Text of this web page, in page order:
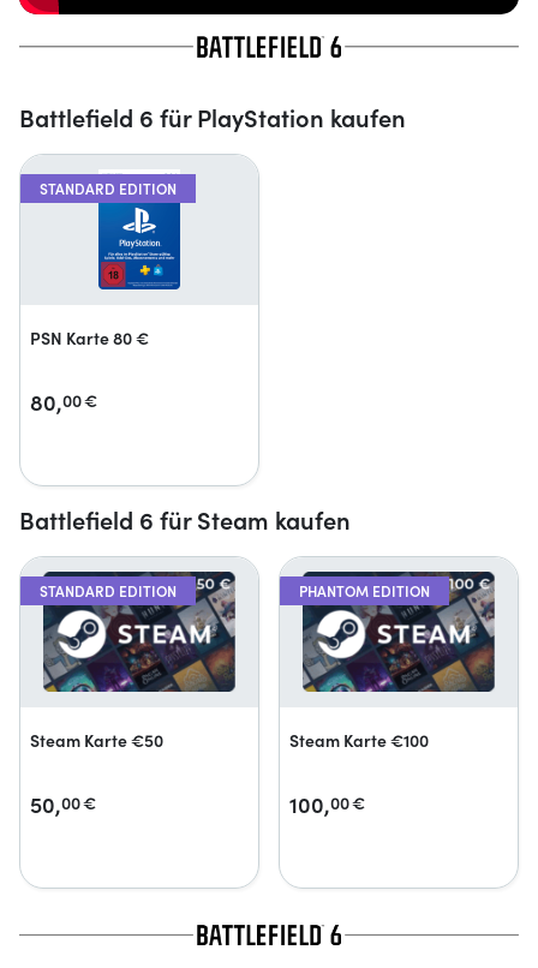
Battlefield 6 für PlayStation kaufen
STANDARD EDITION
PSN Karte 80 €
80,00€
Battlefield 6 für Steam kaufen
STANDARD EDITION
Steam Karte €50
50,00€
PHANTOM EDITION
Steam Karte €100
100,00€